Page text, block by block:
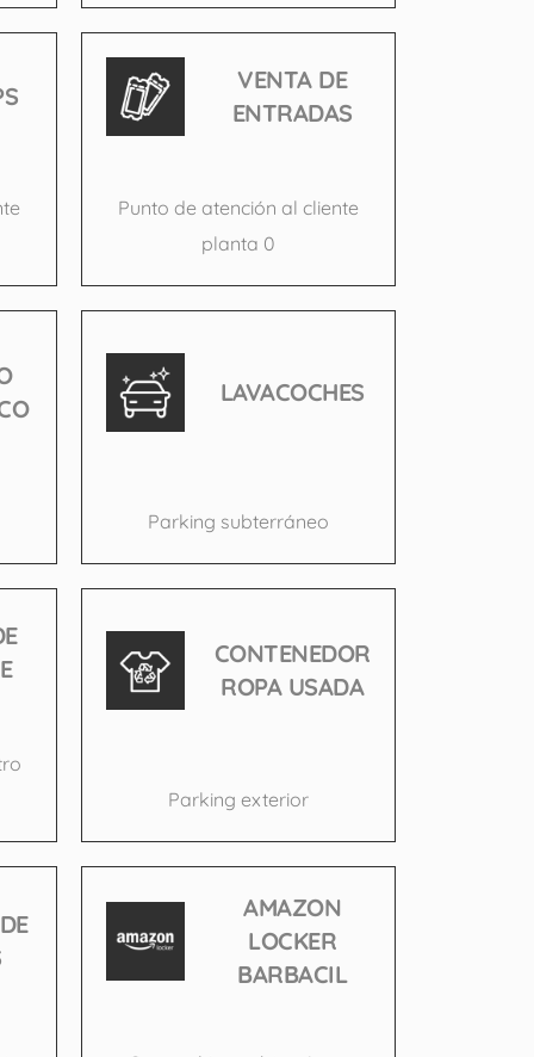
VENTA DE
ENTRADAS
Punto de atención al cliente
planta 0
LAVACOCHES
Parking subterráneo
CONTENEDOR
ROPA USADA
Parking exterior
AMAZON
LOCKER
BARBACIL